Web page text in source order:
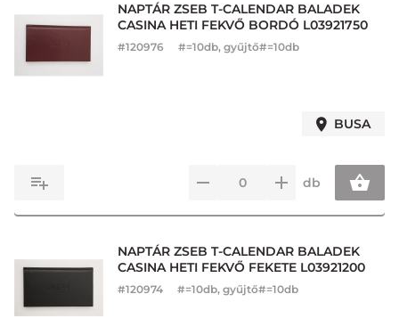
NAPTÁR ZSEB T-CALENDAR BALADEK
CASINA HETI FEKVŐ BORDÓ L03921750
#120976 #=10db, gyűjtő#=10db
BUSA
db
NAPTÁR ZSEB T-CALENDAR BALADEK
CASINA HETI FEKVŐ FEKETE L03921200
#120974 #=10db, gyűjtő#=10db